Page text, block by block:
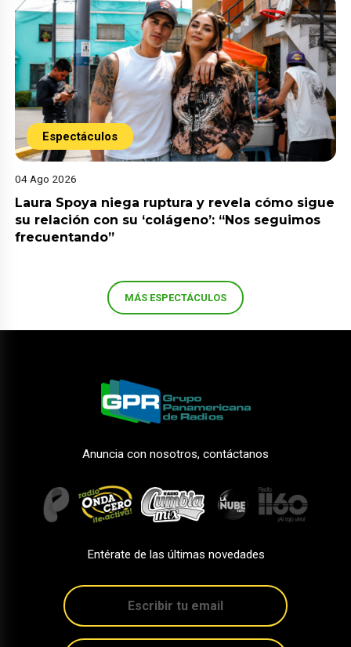
Espectáculos
04 Ago 2026
Laura Spoya niega ruptura y revela cómo sigue
su relación con su ‘colágeno’: “Nos seguimos
frecuentando”
MÁS ESPECTÁCULOS
Anuncia con nosotros, contáctanos
Entérate de las últimas novedades